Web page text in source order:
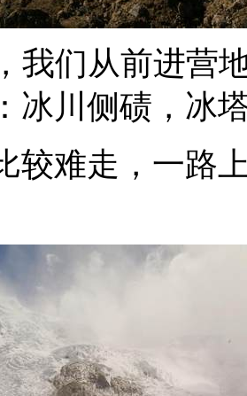
我们从前进营
冰川侧碛，冰
较难走，一路